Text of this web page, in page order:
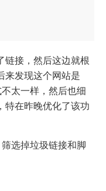
链接，然后这边就根
来发现这个网站是
太一样，然后也细
特在昨晚优化了该功
选掉垃圾链接和脚